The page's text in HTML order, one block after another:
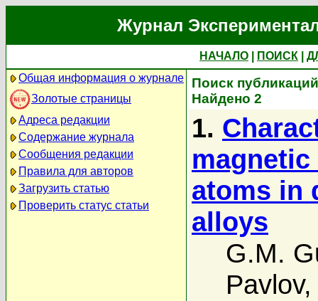
Журнал
НАЧАЛО ПОИСК
Общая информация о журнале
Золотые страницы
Адреса редакции
Содержание журнала
Сообщения редакции
Правила для авторов
Загрузить статью
Проверить статус статьи
Поиск
Найдено 2
1.
atoms in
alloys
G.M.
Pavlov